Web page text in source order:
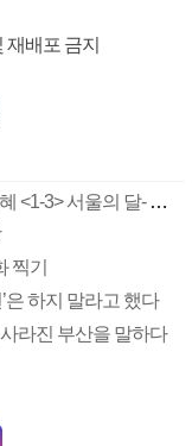
재배포 금지
청년 졸업 에세이-1985년생 김지훈·김지혜 <1-3> 서울의 달- 젊은 그대 먼 곳에
찍기
은 하지 말라고 했다
라진 부산을 말하다